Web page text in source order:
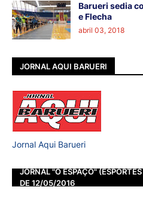
Barueri sedia
e Flecha
abril 03, 2018
JORNAL AQUI BARUERI
Jornal Aqui Barueri
JORNAL "O ESPAÇO"
DE 12/05/2016